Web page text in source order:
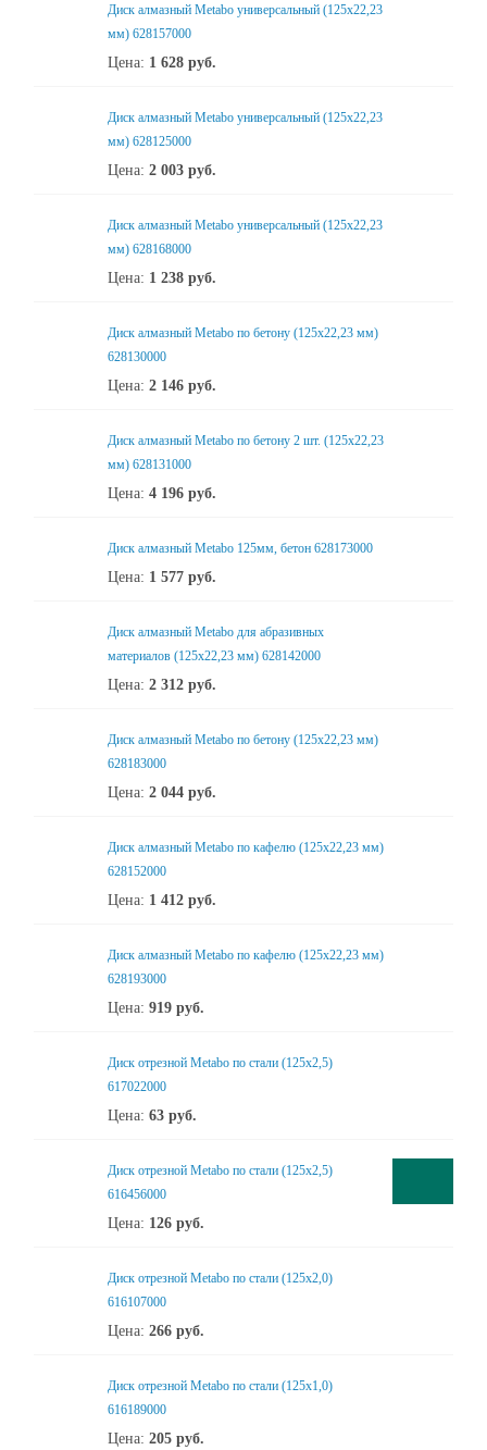
Диск алмазный Metabo универсальный (125x22,23
мм) 628157000
Цена: 1 628 руб.
Диск алмазный Metabo универсальный (125x22,23
мм) 628125000
Цена: 2 003 руб.
Диск алмазный Metabo универсальный (125x22,23
мм) 628168000
Цена: 1 238 руб.
Диск алмазный Metabo по бетону (125x22,23 мм)
628130000
Цена: 2 146 руб.
Диск алмазный Metabo по бетону 2 шт. (125x22,23
мм) 628131000
Цена: 4 196 руб.
Диск алмазный Metabo 125мм, бетон 628173000
Цена: 1 577 руб.
Диск алмазный Metabo для абразивных
материалов (125x22,23 мм) 628142000
Цена: 2 312 руб.
Диск алмазный Metabo по бетону (125x22,23 мм)
628183000
Цена: 2 044 руб.
Диск алмазный Metabo по кафелю (125x22,23 мм)
628152000
Цена: 1 412 руб.
Диск алмазный Metabo по кафелю (125x22,23 мм)
628193000
Цена: 919 руб.
Диск отрезной Metabo по стали (125x2,5)
617022000
Цена: 63 руб.
Диск отрезной Metabo по стали (125x2,5)
616456000
Цена: 126 руб.
Диск отрезной Metabo по стали (125x2,0)
616107000
Цена: 266 руб.
Диск отрезной Metabo по стали (125x1,0)
616189000
Цена: 205 руб.